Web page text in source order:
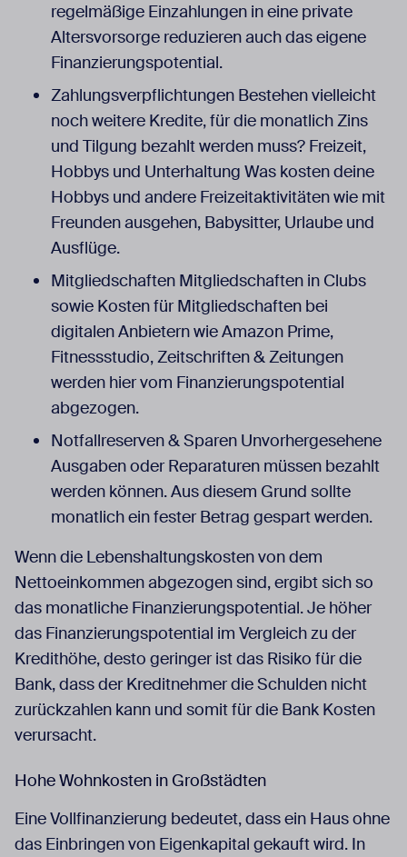
regelmäßige Einzahlungen in eine private
Altersvorsorge reduzieren auch das eigene
Finanzierungspotential.
Zahlungsverpflichtungen Bestehen vielleicht
noch weitere Kredite, für die monatlich Zins
und Tilgung bezahlt werden muss? Freizeit,
Hobbys und Unterhaltung Was kosten deine
Hobbys und andere Freizeitaktivitäten wie mit
Freunden ausgehen, Babysitter, Urlaube und
Ausflüge.
Mitgliedschaften Mitgliedschaften in Clubs
sowie Kosten für Mitgliedschaften bei
digitalen Anbietern wie Amazon Prime,
Fitnessstudio, Zeitschriften & Zeitungen
werden hier vom Finanzierungspotential
abgezogen.
Notfallreserven & Sparen Unvorhergesehene
Ausgaben oder Reparaturen müssen bezahlt
werden können. Aus diesem Grund sollte
monatlich ein fester Betrag gespart werden.
Wenn die Lebenshaltungskosten von dem
Nettoeinkommen abgezogen sind, ergibt sich so
das monatliche Finanzierungspotential. Je höher
das Finanzierungspotential im Vergleich zu der
Kredithöhe, desto geringer ist das Risiko für die
Bank, dass der Kreditnehmer die Schulden nicht
zurückzahlen kann und somit für die Bank Kosten
verursacht.
Hohe Wohnkosten in Großstädten
Eine Vollfinanzierung bedeutet, dass ein Haus ohne
das Einbringen von Eigenkapital gekauft wird. In